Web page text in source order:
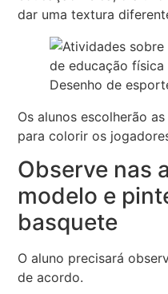
dar uma textura
Desenho de
Os alunos escolherão
para colorir os
Observe nas
modelo e
basquete
O aluno precisará
de acordo.